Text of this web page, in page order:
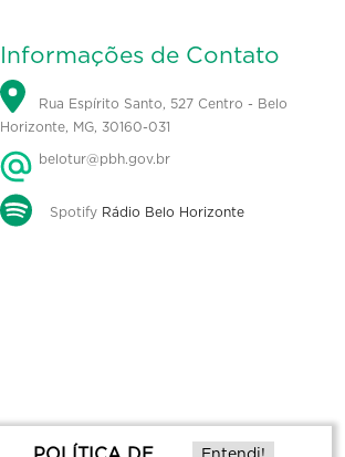
Informações de Contato
Rua Espírito Santo, 527 Centro - Belo
Horizonte, MG, 30160-031
belotur@pbh.gov.br
Spotify Rádio Belo Horizonte